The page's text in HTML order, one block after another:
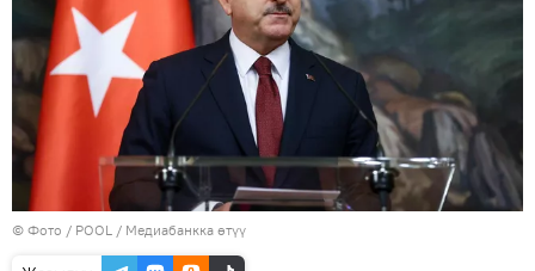
© Фото / POOL / Медиабанкка өтүү